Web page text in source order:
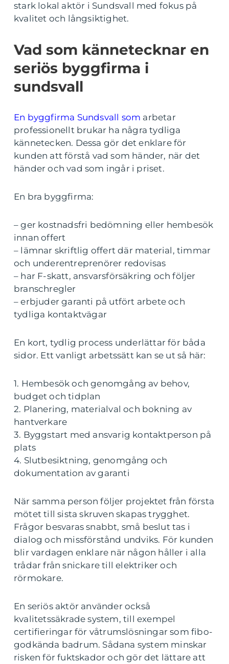
stark lokal aktör i Sundsvall med fokus på
kvalitet och långsiktighet.
Vad som kännetecknar en
seriös byggfirma i
sundsvall
En byggfirma Sundsvall som arbetar
professionellt brukar ha några tydliga
kännetecken. Dessa gör det enklare för
kunden att förstå vad som händer, när det
händer och vad som ingår i priset.
En bra byggfirma:
– ger kostnadsfri bedömning eller hembesök
innan offert
– lämnar skriftlig offert där material, timmar
och underentreprenörer redovisas
– har F-skatt, ansvarsförsäkring och följer
branschregler
– erbjuder garanti på utfört arbete och
tydliga kontaktvägar
En kort, tydlig process underlättar för båda
sidor. Ett vanligt arbetssätt kan se ut så här:
1. Hembesök och genomgång av behov,
budget och tidplan
2. Planering, materialval och bokning av
hantverkare
3. Byggstart med ansvarig kontaktperson på
plats
4. Slutbesiktning, genomgång och
dokumentation av garanti
När samma person följer projektet från första
mötet till sista skruven skapas trygghet.
Frågor besvaras snabbt, små beslut tas i
dialog och missförstånd undviks. För kunden
blir vardagen enklare när någon håller i alla
trådar från snickare till elektriker och
rörmokare.
En seriös aktör använder också
kvalitetssäkrade system, till exempel
certifieringar för våtrumslösningar som fibo-
godkända badrum. Sådana system minskar
risken för fuktskador och gör det lättare att